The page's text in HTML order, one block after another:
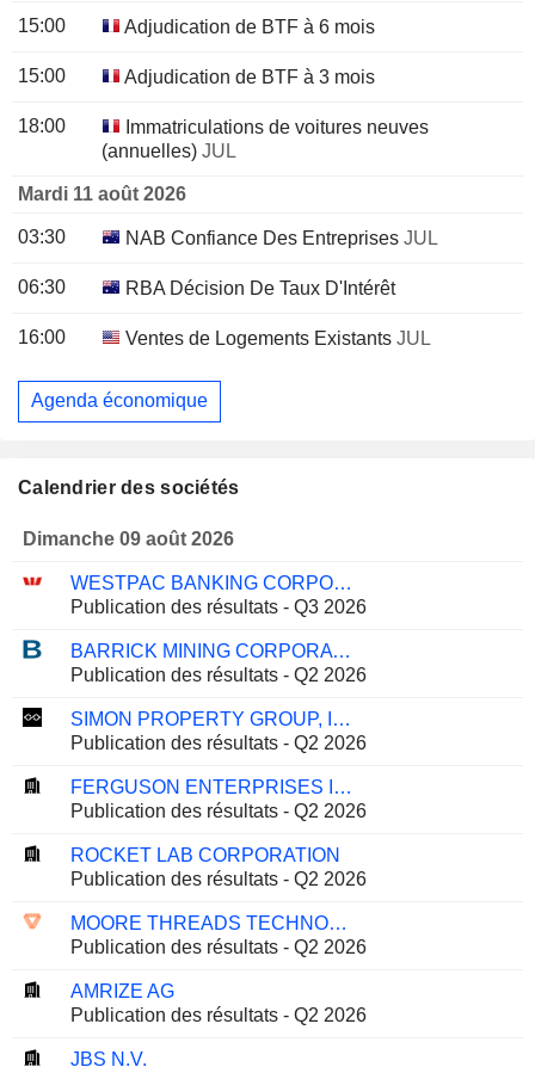
15:00 Adjudication de BTF à 6 mois
15:00 Adjudication de BTF à 3 mois
18:00
Immatriculations de voitures neuves
(annuelles) JUL
Mardi 11 août 2026
03:30 NAB Confiance Des Entreprises JUL
06:30 RBA Décision De Taux D'Intérêt
16:00 Ventes de Logements Existants JUL
Agenda économique
Calendrier des sociétés
Dimanche 09 août 2026
WESTPAC BANKING CORPORATION
Publication des résultats - Q3 2026
BARRICK MINING CORPORATION
Publication des résultats - Q2 2026
SIMON PROPERTY GROUP, INC.
Publication des résultats - Q2 2026
FERGUSON ENTERPRISES INC.
Publication des résultats - Q2 2026
ROCKET LAB CORPORATION
Publication des résultats - Q2 2026
MOORE THREADS TECHNOLOGY CO., LTD.
Publication des résultats - Q2 2026
AMRIZE AG
Publication des résultats - Q2 2026
JBS N.V.